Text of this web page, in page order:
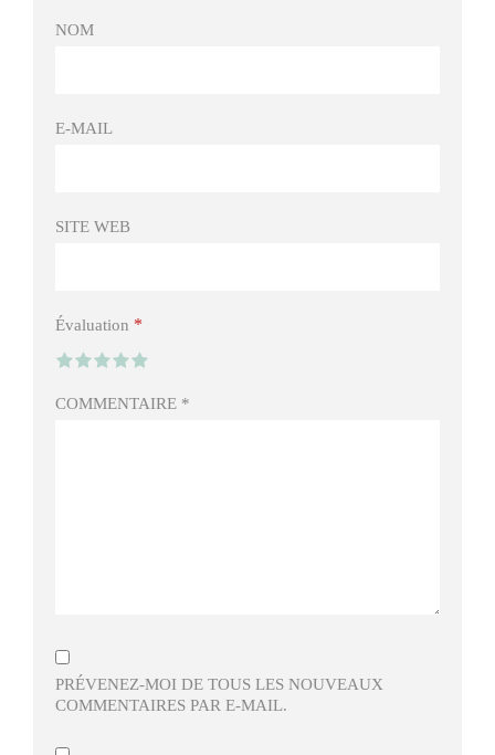
NOM
E-MAIL
SITE WEB
Évaluation *
COMMENTAIRE *
PRÉVENEZ-MOI DE TOUS LES NOUVEAUX
COMMENTAIRES PAR E-MAIL.